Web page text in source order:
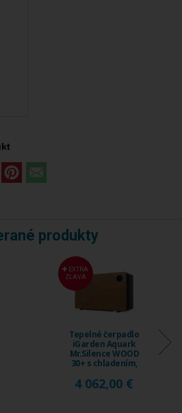
produkty
EXTRA
ZĽAVA
Tepelné čerpadlo
iGarden Aquark
Mr.Silence WOOD
30+ s chladením,
4 062,00 €